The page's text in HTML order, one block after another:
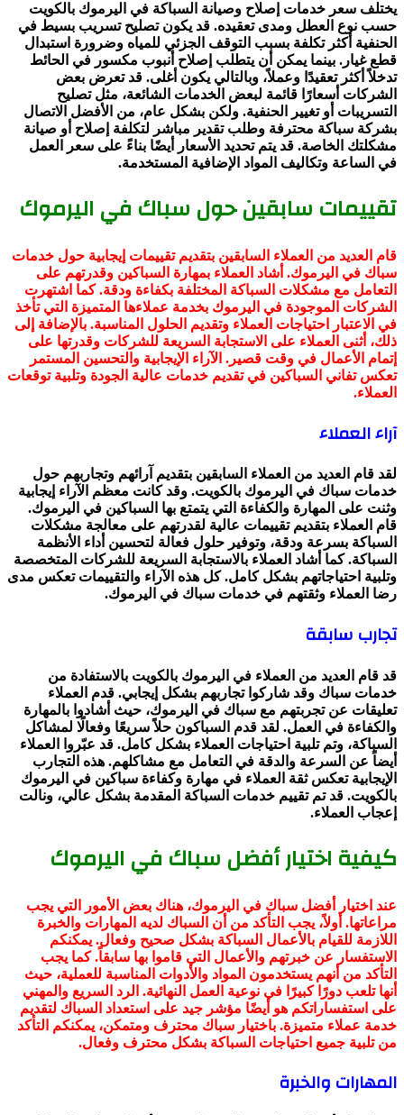
يختلف سعر خدمات إصلاح وصيانة السباكة في اليرموك بالكويت
حسب نوع العطل ومدى تعقيده. قد يكون تصليح تسريب بسيط في
الحنفية أكثر تكلفة بسبب التوقف الجزئي للمياه وضرورة استبدال
قطع غيار. بينما يمكن أن يتطلب إصلاح أنبوب مكسور في الحائط
تدخلاً أكثر تعقيدًا وعملاً، وبالتالي يكون أغلى. قد تعرض بعض
الشركات أسعارًا قائمة لبعض الخدمات الشائعة، مثل تصليح
التسريبات أو تغيير الحنفية. ولكن بشكل عام، من الأفضل الاتصال
بشركة سباكة محترفة وطلب تقدير مباشر لتكلفة إصلاح أو صيانة
مشكلتك الخاصة. قد يتم تحديد الأسعار أيضًا بناءً على سعر العمل
في الساعة وتكاليف المواد الإضافية المستخدمة.
تقييمات سابقين حول سباك في اليرموك
قام العديد من العملاء السابقين بتقديم تقييمات إيجابية حول خدمات
سباك في اليرموك. أشاد العملاء بمهارة السباكين وقدرتهم على
التعامل مع مشكلات السباكة المختلفة بكفاءة ودقة. كما اشتهرت
الشركات الموجودة في اليرموك بخدمة عملاءها المتميزة التي تأخذ
في الاعتبار احتياجات العملاء وتقديم الحلول المناسبة. بالإضافة إلى
ذلك، أثنى العملاء على الاستجابة السريعة للشركات وقدرتها على
إتمام الأعمال في وقت قصير. الآراء الإيجابية والتحسين المستمر
تعكس تفاني السباكين في تقديم خدمات عالية الجودة وتلبية توقعات
العملاء.
آراء العملاء
لقد قام العديد من العملاء السابقين بتقديم آرائهم وتجاربهم حول
خدمات سباك في اليرموك بالكويت. وقد كانت معظم الآراء إيجابية
وثنت على المهارة والكفاءة التي يتمتع بها السباكين في اليرموك.
قام العملاء بتقديم تقييمات عالية لقدرتهم على معالجة مشكلات
السباكة بسرعة ودقة، وتوفير حلول فعالة لتحسين أداء الأنظمة
السباكة. كما أشاد العملاء بالاستجابة السريعة للشركات المتخصصة
وتلبية احتياجاتهم بشكل كامل. كل هذه الآراء والتقييمات تعكس مدى
رضا العملاء وثقتهم في خدمات سباك في اليرموك.
تجارب سابقة
قد قام العديد من العملاء في اليرموك بالكويت بالاستفادة من
خدمات سباك وقد شاركوا تجاربهم بشكل إيجابي. قدم العملاء
تعليقات عن تجربتهم مع سباك في اليرموك، حيث أشادوا بالمهارة
والكفاءة في العمل. لقد قدم السباكون حلاً سريعًا وفعالًا لمشاكل
السباكة، وتم تلبية احتياجات العملاء بشكل كامل. قد عبّروا العملاء
أيضاً عن السرعة والدقة في التعامل مع مشاكلهم. هذه التجارب
الإيجابية تعكس ثقة العملاء في مهارة وكفاءة سباكين في اليرموك
بالكويت. قد تم تقييم خدمات السباكة المقدمة بشكل عالي، ونالت
إعجاب العملاء.
كيفية اختيار أفضل سباك في اليرموك
عند اختيار أفضل سباك في اليرموك، هناك بعض الأمور التي يجب
مراعاتها. أولاً، يجب التأكد من أن السباك لديه المهارات والخبرة
اللازمة للقيام بالأعمال السباكة بشكل صحيح وفعال. يمكنكم
الاستفسار عن خبرتهم والأعمال التي قاموا بها سابقاً. كما يجب
التأكد من أنهم يستخدمون المواد والأدوات المناسبة للعملية، حيث
أنها تلعب دورًا كبيرًا في نوعية العمل النهائية. الرد السريع والمهني
على استفساراتكم هو أيضًا مؤشر جيد على استعداد السباك لتقديم
خدمة عملاء متميزة. باختيار سباك محترف ومتمكن، يمكنكم التأكد
من تلبية جميع احتياجات السباكة بشكل محترف وفعال.
المهارات والخبرة